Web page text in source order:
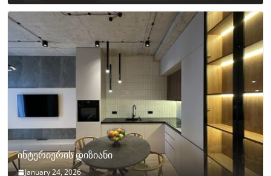
ინტერიერის დიზიანი
January 24, 2026